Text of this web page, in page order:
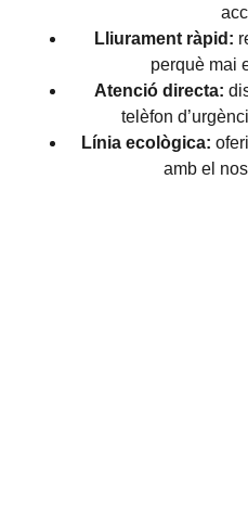
Lliurament ràpid:
perquè mai
Atenció directa:
telèfon
Línia ecològica:
amb el